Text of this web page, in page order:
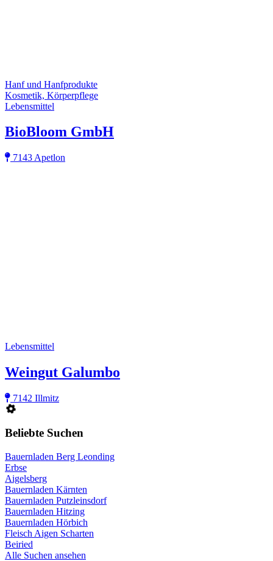
Hanf und Hanfprodukte
Kosmetik, Körperpflege
Lebensmittel
BioBloom GmbH
7143 Apetlon
Lebensmittel
Weingut Galumbo
7142 Illmitz
Beliebte Suchen
Bauernladen Berg Leonding
Erbse
Aigelsberg
Bauernladen Kärnten
Bauernladen Putzleinsdorf
Bauernladen Hitzing
Bauernladen Hörbich
Fleisch Aigen Scharten
Beiried
Alle Suchen ansehen